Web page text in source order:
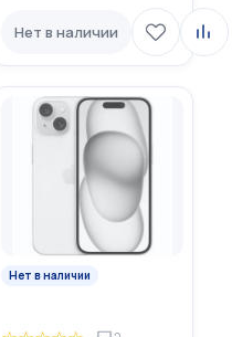
Нет в наличии
Нет в наличии